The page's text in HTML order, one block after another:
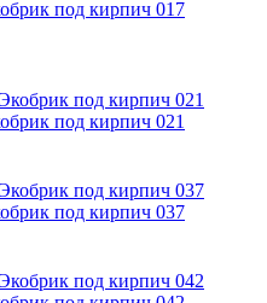
под кирпич 017
под кирпич 021
под кирпич 037